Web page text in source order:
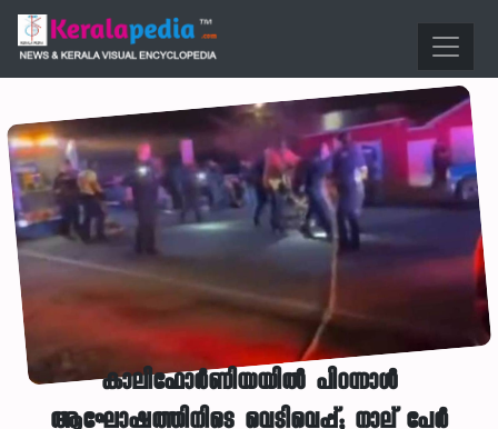
കാലിഫോർണിയയിൽ പിറന്നാൾ